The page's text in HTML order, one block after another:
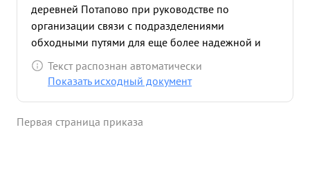
деревней Потапово при руководстве по
организации связи с подразделениями
обходными путями для еще более надежной и
устойчивой связи лейтенант Волков осколками
снадяда был ранен , но не ушел с поля боях пока
связи. Обстановка требовала непрерывного
Текст распознан автоматически
Показать исходный документ
Первая страница приказа